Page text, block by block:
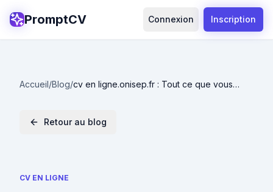
PromptCV Connexion Inscription
Accueil/Blog/cv en ligne.onisep.fr : Tout ce que vous
Retour au blog
CV EN LIGNE